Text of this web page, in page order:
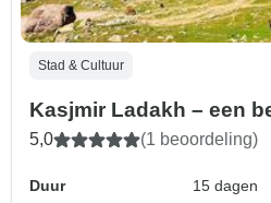
Stad & Cultuur
Kasjmir Ladakh – een
5,0 (1 beoordeling)
Duur
15 dagen